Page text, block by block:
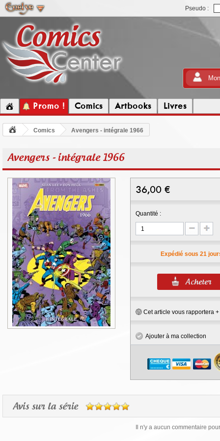
Pseudo :
Promo ! Comics Artbooks Livres
Comics Avengers - intégrale 1966
Avengers - intégrale 1966
36,00 €
Quantité :
Expédié sous 21
Cet article vous rapportera +
Ajouter à ma collection
Avis sur la série
Il n'y a aucun commentaire